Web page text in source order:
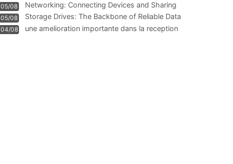
05/08
Networking: Connecting Devices and Sharing
Information
05/08
Storage Drives: The Backbone of Reliable Data
Management
04/08
une amelioration importante dans la reception